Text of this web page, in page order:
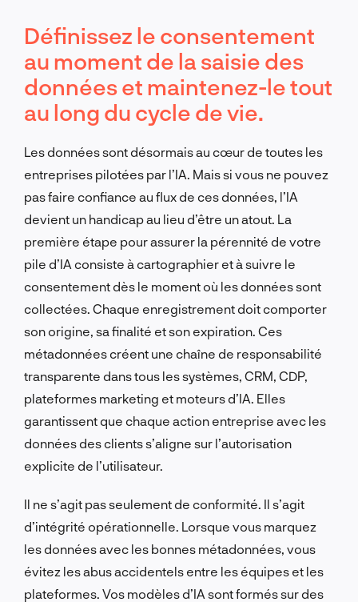
Définissez le consentement
au moment de la saisie des
données et maintenez-le tout
au long du cycle de vie.
Les données sont désormais au cœur de toutes les
entreprises pilotées par l’IA. Mais si vous ne pouvez
pas faire confiance au flux de ces données, l’IA
devient un handicap au lieu d’être un atout. La
première étape pour assurer la pérennité de votre
pile d’IA consiste à cartographier et à suivre le
consentement dès le moment où les données sont
collectées. Chaque enregistrement doit comporter
son origine, sa finalité et son expiration. Ces
métadonnées créent une chaîne de responsabilité
transparente dans tous les systèmes, CRM, CDP,
plateformes marketing et moteurs d’IA. Elles
garantissent que chaque action entreprise avec les
données des clients s’aligne sur l’autorisation
explicite de l’utilisateur.
Il ne s’agit pas seulement de conformité. Il s’agit
d’intégrité opérationnelle. Lorsque vous marquez
les données avec les bonnes métadonnées, vous
évitez les abus accidentels entre les équipes et les
plateformes. Vos modèles d’IA sont formés sur des